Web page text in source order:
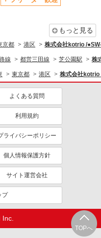
ブなど）あり
ドル（40代～）活躍中
勤OK
保険あり
TOPへ
もっと見る
京都 港区 株式会社kotrio /
線 都営三田線 芝公園駅 株
東京都 港区 株式会社kotrio
よくある質問
利用規約
ライバシーポリシー
個人情報保護方針
サイト運営会社
プ